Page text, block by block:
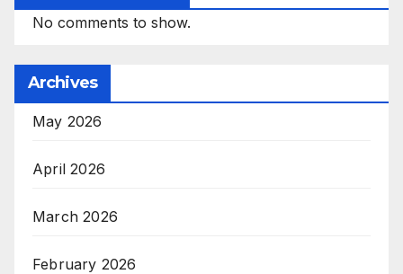
No comments to show.
Archives
May 2026
April 2026
March 2026
February 2026